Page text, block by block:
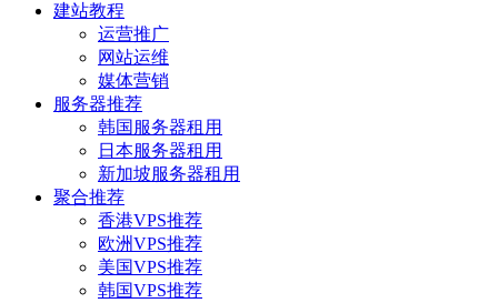
建站教程
运营推广
网站运维
媒体营销
服务器推荐
韩国服务器租用
日本服务器租用
新加坡服务器租用
聚合推荐
香港VPS推荐
欧洲VPS推荐
美国VPS推荐
韩国VPS推荐